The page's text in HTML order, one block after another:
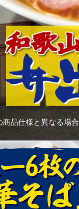
品仕様と異なる場